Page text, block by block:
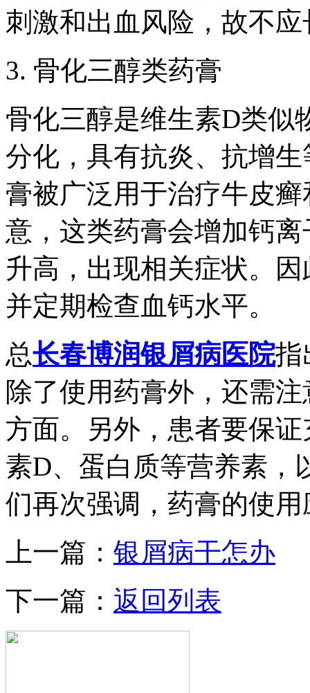
刺激和出血风险，故不
3. 骨化三醇类药膏
骨化三醇是维生素D类似
分化，具有抗炎、抗增
膏被广泛用于治疗牛皮
意，这类药膏会增加钙
升高，出现相关症状。
并定期检查血钙水平。
总长春博润银屑病医院指
除了使用药膏外，还需
方面。另外，患者要保
素D、蛋白质等营养素，
们再次强调，药膏的使
上一篇： 银屑病干怎办
下一篇： 返回列表